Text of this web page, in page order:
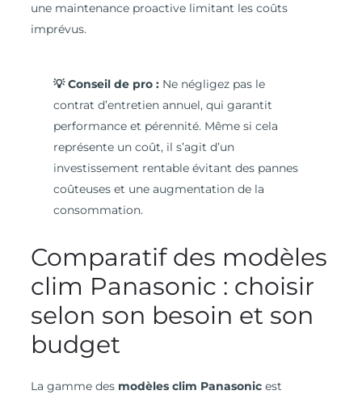
une maintenance proactive limitant les coûts
imprévus.
💡 Conseil de pro : Ne négligez pas le
contrat d’entretien annuel, qui garantit
performance et pérennité. Même si cela
représente un coût, il s’agit d’un
investissement rentable évitant des pannes
coûteuses et une augmentation de la
consommation.
Comparatif des modèles
clim Panasonic : choisir
selon son besoin et son
budget
La gamme des modèles clim Panasonicest